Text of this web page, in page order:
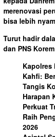
merenovasi
bisa lebih
Turut hadir
dan PNS
Kapolres
Kahfi:
Tangis
Harapan
Perkuat
Raih
2026